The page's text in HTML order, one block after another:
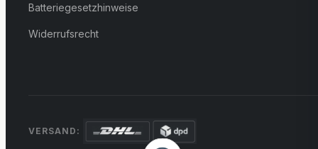
Batteriegesetzhinweise
Widerrufsrecht
VERSAND: